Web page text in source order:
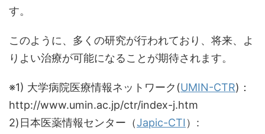
す。
このように、多くの研究が行われており、将来、よ
りよい治療が可能になることが期待されます。
※1) 大学病院医療情報ネットワーク(UMIN-CTR)：
http://www.umin.ac.jp/ctr/index-j.htm
2)日本医薬情報センター（Japic-CTI）: